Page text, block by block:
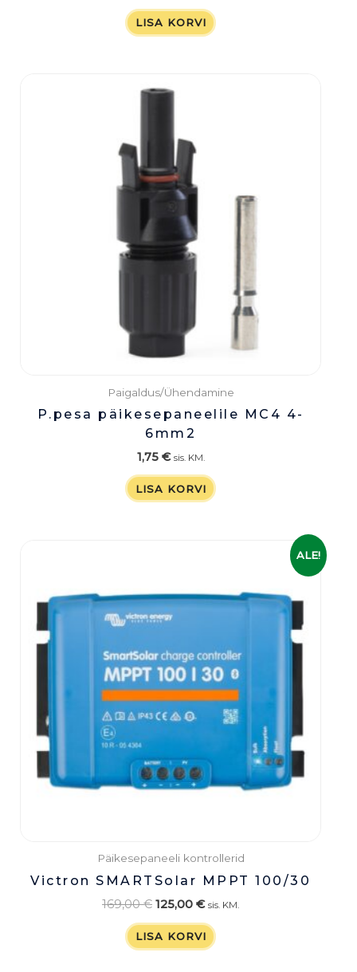
LISA KORVI
Paigaldus/Ühendamine
P.pesa päikesepaneelile MC4 4-
6mm2
1,75 € sis. KM.
LISA KORVI
ALE!
Päikesepaneeli kontrollerid
Victron SMARTSolar MPPT 100/30
169,00€ 125,00 €
125,00 €.
sis. KM.
LISA KORVI